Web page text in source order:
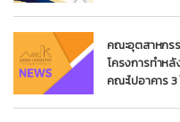
คณะอุตสาหกร
โครงการทำห
คณะไปอาคาร 3